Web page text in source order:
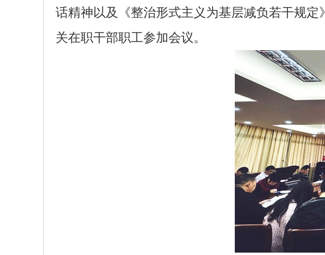
话精神以及《整治形式主义为基层减负若干规定
关在职干部职工参加会议。